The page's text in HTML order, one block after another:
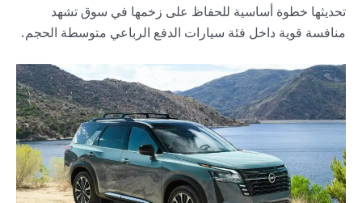
تحديثها خطوة أساسية للحفاظ على زخمها في سوق تشهد
منافسة قوية داخل فئة سيارات الدفع الرباعي متوسطة الحجم.